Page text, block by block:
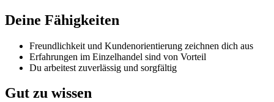
Deine Fähigkeiten
Freundlichkeit und Kundenorientierung zeichnen dich aus
Erfahrungen im Einzelhandel sind von Vorteil
Du arbeitest zuverlässig und sorgfältig
Gut zu wissen